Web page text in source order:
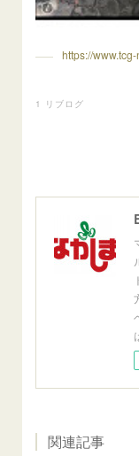
https://
1 リブログ
関連記事